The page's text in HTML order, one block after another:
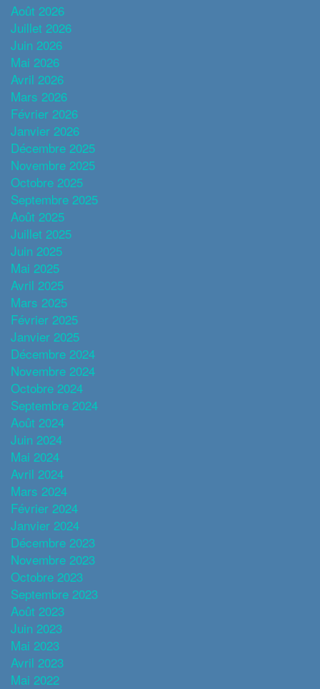
Août 2026
Juillet 2026
Juin 2026
Mai 2026
Avril 2026
Mars 2026
Février 2026
Janvier 2026
Décembre 2025
Novembre 2025
Octobre 2025
Septembre 2025
Août 2025
Juillet 2025
Juin 2025
Mai 2025
Avril 2025
Mars 2025
Février 2025
Janvier 2025
Décembre 2024
Novembre 2024
Octobre 2024
Septembre 2024
Août 2024
Juin 2024
Mai 2024
Avril 2024
Mars 2024
Février 2024
Janvier 2024
Décembre 2023
Novembre 2023
Octobre 2023
Septembre 2023
Août 2023
Juin 2023
Mai 2023
Avril 2023
Mai 2022